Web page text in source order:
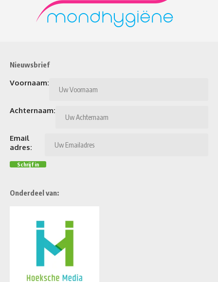
Nieuwsbrief
Voornaam:
Achternaam:
Email
adres:
Onderdeel van: